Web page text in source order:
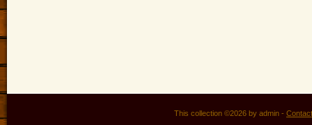
This collection ©2026 by admin -